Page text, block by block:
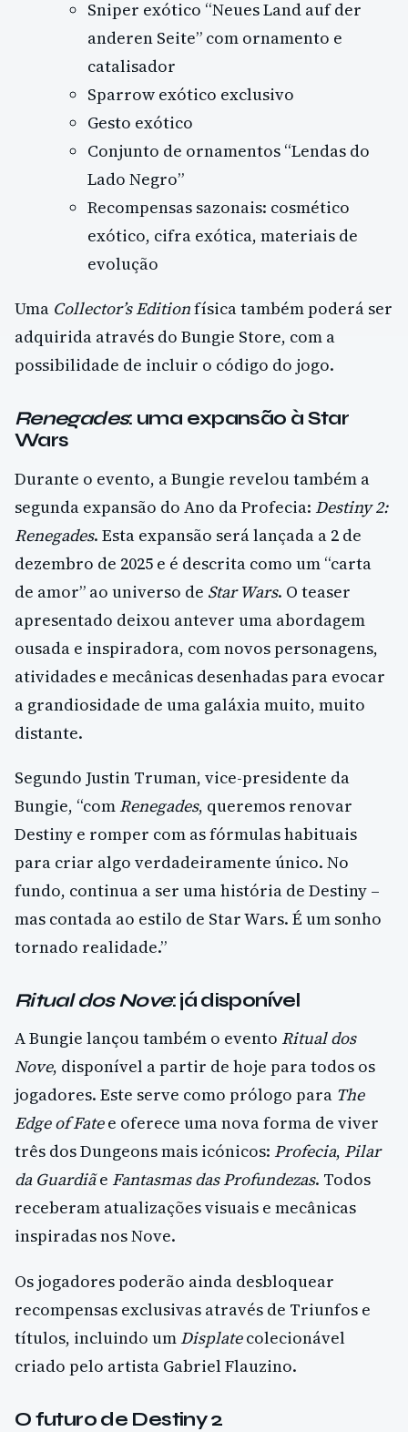
Sniper exótico “Neues Land auf der
anderen Seite” com ornamento e
catalisador
Sparrow exótico exclusivo
Gesto exótico
Conjunto de ornamentos “Lendas do
Lado Negro”
Recompensas sazonais: cosmético
exótico, cifra exótica, materiais de
evolução
Uma Collector’s Editionfísica também poderá ser
adquirida através do Bungie Store, com a
possibilidade de incluir o código do jogo.
Renegades: uma expansão à Star
Wars
Durante o evento, a Bungie revelou também a
segunda expansão do Ano da Profecia: Destiny 2:
Renegades. Esta expansão será lançada a 2 de
dezembro de 2025 e é descrita como um “carta
de amor” ao universo de Star Wars. O teaser
apresentado deixou antever uma abordagem
ousada e inspiradora, com novos personagens,
atividades e mecânicas desenhadas para evocar
a grandiosidade de uma galáxia muito, muito
distante.
Segundo Justin Truman, vice-presidente da
Bungie, “comRenegades, queremos renovar
Destiny e romper com as fórmulas habituais
para criar algo verdadeiramente único. No
fundo, continua a ser uma história de Destiny –
mas contada ao estilo de Star Wars. É um sonho
tornado realidade.”
Ritual dos Nove: já disponível
A Bungie lançou também o evento Ritual dos
Nove, disponível a partir de hoje para todos os
jogadores. Este serve como prólogo para The
Edge of Fatee oferece uma nova forma de viver
três dos Dungeons mais icónicos: Profecia, Pilar
da Guardiãe Fantasmas das Profundezas. Todos
receberam atualizações visuais e mecânicas
inspiradas nos Nove.
Os jogadores poderão ainda desbloquear
recompensas exclusivas através de Triunfos e
títulos, incluindo umDisplatecolecionável
criado pelo artista Gabriel Flauzino.
O futuro de Destiny 2